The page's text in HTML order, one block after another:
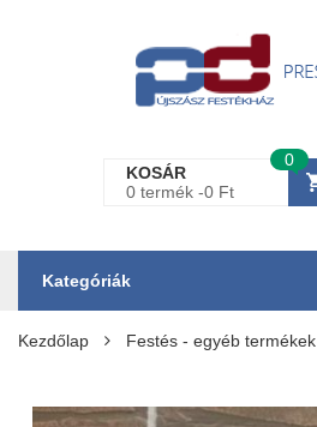
KOSÁR
0 termék -0 Ft
0
Kategóriák
Kezdőlap Festés - egyéb termékek